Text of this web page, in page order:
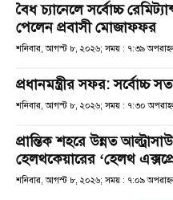
বৈধ চ্যানেলে সর্বোচ্চ
পেলেন প্রবাসী মোজাফফর
শনিবার, আগস্ট ৮, ২০২৬; সময় : ৭:৩৯ অপরাহ্ণ
প্রধানমন্ত্রীর সফর: সর্বোচ্চ
শনিবার, আগস্ট ৮, ২০২৬; সময় : ৭:৩০ অপরাহ্ণ
প্রান্তিক শহরে উন্নত
হেলথকেয়ারের ‘হেলথ
শনিবার, আগস্ট ৮, ২০২৬; সময় : ৭:০৯ অপরাহ্ণ